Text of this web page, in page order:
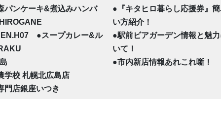
パンケーキ&煮込みハンバ
●スープカレー&ル
学校 札幌北広島店
門店銀座いつき
●『キタヒロ暮らし応援券』
い方紹介！
●駅前ビアガーデン情報と魅
いて！
●市内新店情報あれこれ噺！